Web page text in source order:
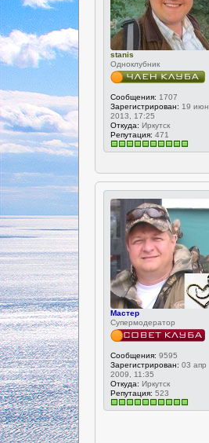
stanis
Одноклубник
Сообщения: 1707
Зарегистрирован: 19 июн
2013, 17:25
Откуда: Иркутск
Репутация: 471
Мастер
Супермодератор
Сообщения: 9595
Зарегистрирован: 03 апр
2009, 11:35
Откуда: Иркутск
Репутация: 523